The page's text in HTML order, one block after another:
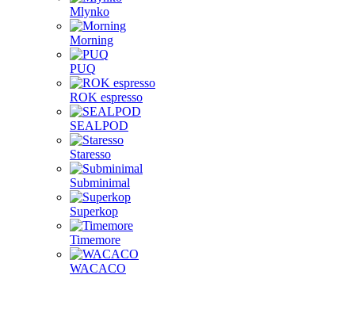
Mlynko
Morning
PUQ
ROK espresso
SEALPOD
Staresso
Subminimal
Superkop
Timemore
WACACO